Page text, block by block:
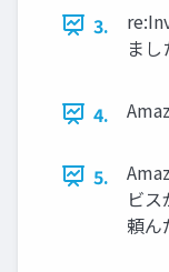
3.
まし
4.
5.
ビ
頼ん